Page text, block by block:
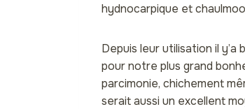
hydnocarpique et
Depuis leur utilisation il
pour notre plus grand
parcimonie, chichement
serait aussi un excellent